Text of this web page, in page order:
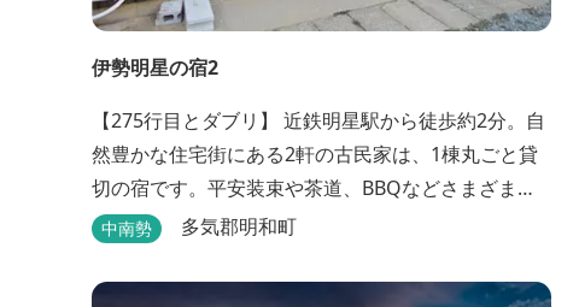
伊勢明星の宿2
【275行目とダブリ】 近鉄明星駅から徒歩約2分。自
然豊かな住宅街にある2軒の古民家は、1棟丸ごと貸
切の宿です。平安装束や茶道、BBQなどさまざまな
体験も楽しめます
中南勢 多気郡明和町